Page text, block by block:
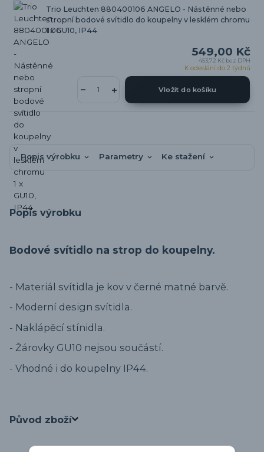
Trio Leuchten 880400106 ANGELO - Nástěnné nebo
stropní bodové svítidlo do koupelny v lesklém chromu
1 x GU10, IP44
549,00 Kč
453,72 Kč bez DPH
K odeslání do 2 týdnů
Vložit do košíku
Popis výrobku Parametry Ke stažení
Popis výrobku
Bodové svítidlo na strop do koupelny.
- Materiál svítidla je kov v černé matné barvě.
- Moderní design svítidla.
- Naklápěcí stínidla.
- Žárovky GU10 nejsou součástí.
- Vhodné i do koupelny IP44.
Původ zboží